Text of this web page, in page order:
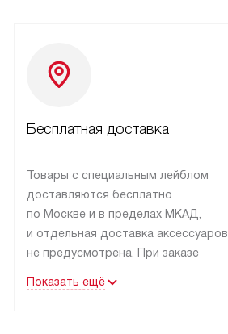
Бесплатная доставка
Товары с специальным лейблом
доставляются бесплатно
по Москве и в пределах МКАД,
и отдельная доставка аксессуаров
не предусмотрена. При заказе
рекомендуем обсудить
Показать ещё